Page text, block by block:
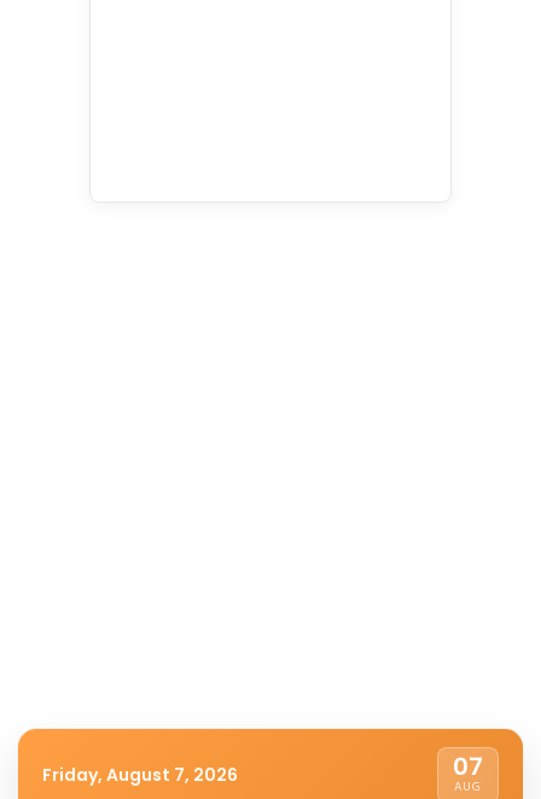
Friday, August 7, 2026 07
AUG